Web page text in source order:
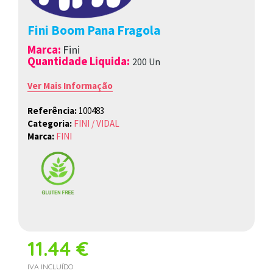
Fini Boom Pana Fragola
Marca: Fini
Quantidade Liquida: 200 Un
Ver Mais Informação
Referência: 100483
Categoria: FINI / VIDAL
Marca: FINI
11.44 €
IVA INCLUÍDO